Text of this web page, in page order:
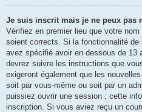
Je suis inscrit mais je ne peux pas
Vérifiez en premier lieu que votre
soient corrects. Si la fonctionnalité
avez spécifié avoir en dessous de 13
devrez suivre les instructions que
exigeront également que les
soit par vous-même ou soit par un
puissiez ouvrir une session ; cette
inscription. Si vous aviez reçu un